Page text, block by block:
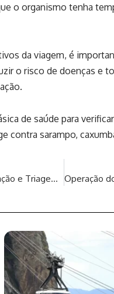
o organismo tenha
da viagem, é
o risco de doenças e
de saúde para
contra sarampo,
PF inaugura novo Posto de Interiorização e Triagem em Manaus/AM